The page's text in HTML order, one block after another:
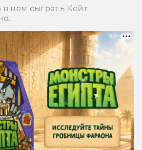
нем сыграть Кейт